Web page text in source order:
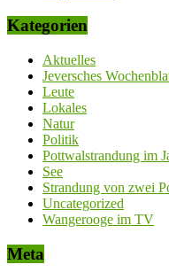
Kategorien
Aktuelles
Jeversches
Leute
Lokales
Natur
Politik
Pottwalstrandung im
See
Strandung von zwei
Uncategorized
Wangerooge im TV
Meta